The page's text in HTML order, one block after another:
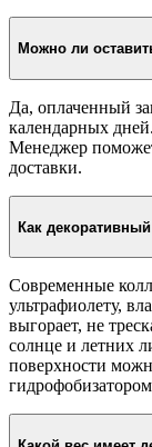
Можно ли
Да, оплаченный
календарных
Менеджер
доставки.
Как
Современные
ультрафиолету,
выгорает, не
солнце и летних
поверхности